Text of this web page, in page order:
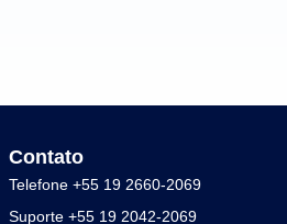
Contato
Telefone +55 19 2660-2069
Suporte +55 19 2042-2069